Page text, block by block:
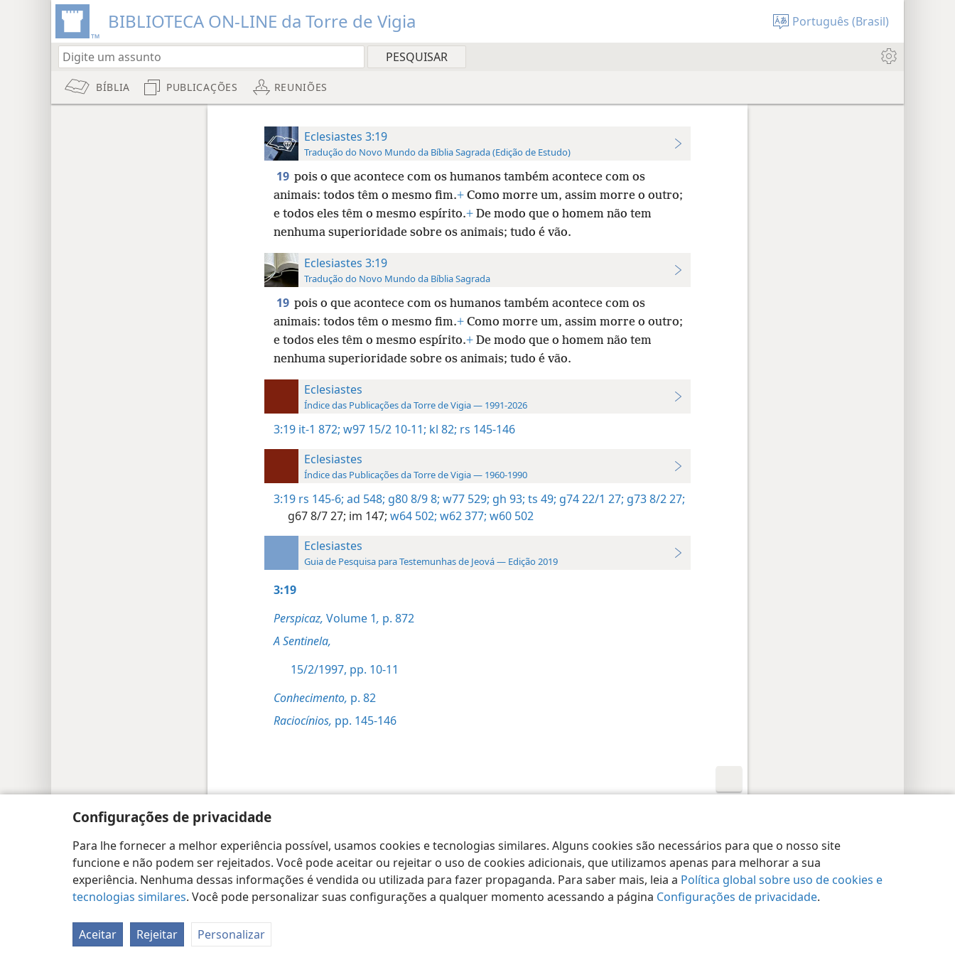
Configurações de privacidade
Para lhe fornecer a melhor experiência possível, usamos cookies e tecnologias similares. Alguns cookies são necessários para que o nosso site
funcione e não podem ser rejeitados. Você pode aceitar ou rejeitar o uso de cookies adicionais, que utilizamos apenas para melhorar a sua
experiência. Nenhuma dessas informações é vendida ou utilizada para fazer propaganda. Para saber mais, leia a Política global sobre uso de cookies e
tecnologias similares. Você pode personalizar suas configurações a qualquer momento acessando a página Configurações de privacidade.
Aceitar Rejeitar Personalizar
BIBLIOTECA ON-LINE da Torre de Vigia Português (Brasil)
BÍBLIA PUBLICAÇÕES REUNIÕES
Eclesiastes 3:19
Tradução do Novo Mundo da Bíblia Sagrada (Edição de Estudo)
19 pois o que acontece com os humanos também acontece com os
animais: todos têm o mesmo fim.+Como morre um, assim morre o outro;
e todos eles têm o mesmo espírito.+De modo que o homem não tem
nenhuma superioridade sobre os animais; tudo é vão.
Eclesiastes 3:19
Tradução do Novo Mundo da Bíblia Sagrada
19 pois o que acontece com os humanos também acontece com os
animais: todos têm o mesmo fim.+Como morre um, assim morre o outro;
e todos eles têm o mesmo espírito.+De modo que o homem não tem
nenhuma superioridade sobre os animais; tudo é vão.
Eclesiastes
Índice das Publicações da Torre de Vigia — 1991-2026
3:19 it-1 872; w97 15/2 10-11; kl 82; rs 145-146
Eclesiastes
Índice das Publicações da Torre de Vigia — 1960-1990
3:19 rs 145-6; ad 548; g80 8/9 8; w77 529; gh 93; ts 49; g74 22/1 27; g73 8/2 27;
g67 8/7 27; im 147; w64 502; w62 377; w60 502
Eclesiastes
Guia de Pesquisa para Testemunhas de Jeová — Edição 2019
3:19
Perspicaz, Volume 1, p. 872
A Sentinela,
15/2/1997, pp. 10-11
Conhecimento, p. 82
Raciocínios, pp. 145-146